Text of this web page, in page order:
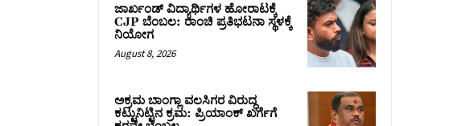
ಜಾರ್ಖಂಡ್‌ ವಿದ್ಯಾರ್ಥಿಗಳ ಹೋರಾಟಕ್ಕೆ
CJP ಬೆಂಬಲ: ರಾಂಚಿ ಪ್ರತಿಭಟನಾ ಸ್ಥಳಕ್ಕೆ
ನಿಯೋಗ
August 8, 2026
ಅಕ್ರಮ ಬಾಂಗ್ಲಾ ವಲಸಿಗರ ವಿರುದ್ಧ
ಕಟ್ಟುನಿಟ್ಟಿನ ಕ್ರಮ: ಪ್ರಿಯಾಂಕ್ ಖರ್ಗೆಗೆ